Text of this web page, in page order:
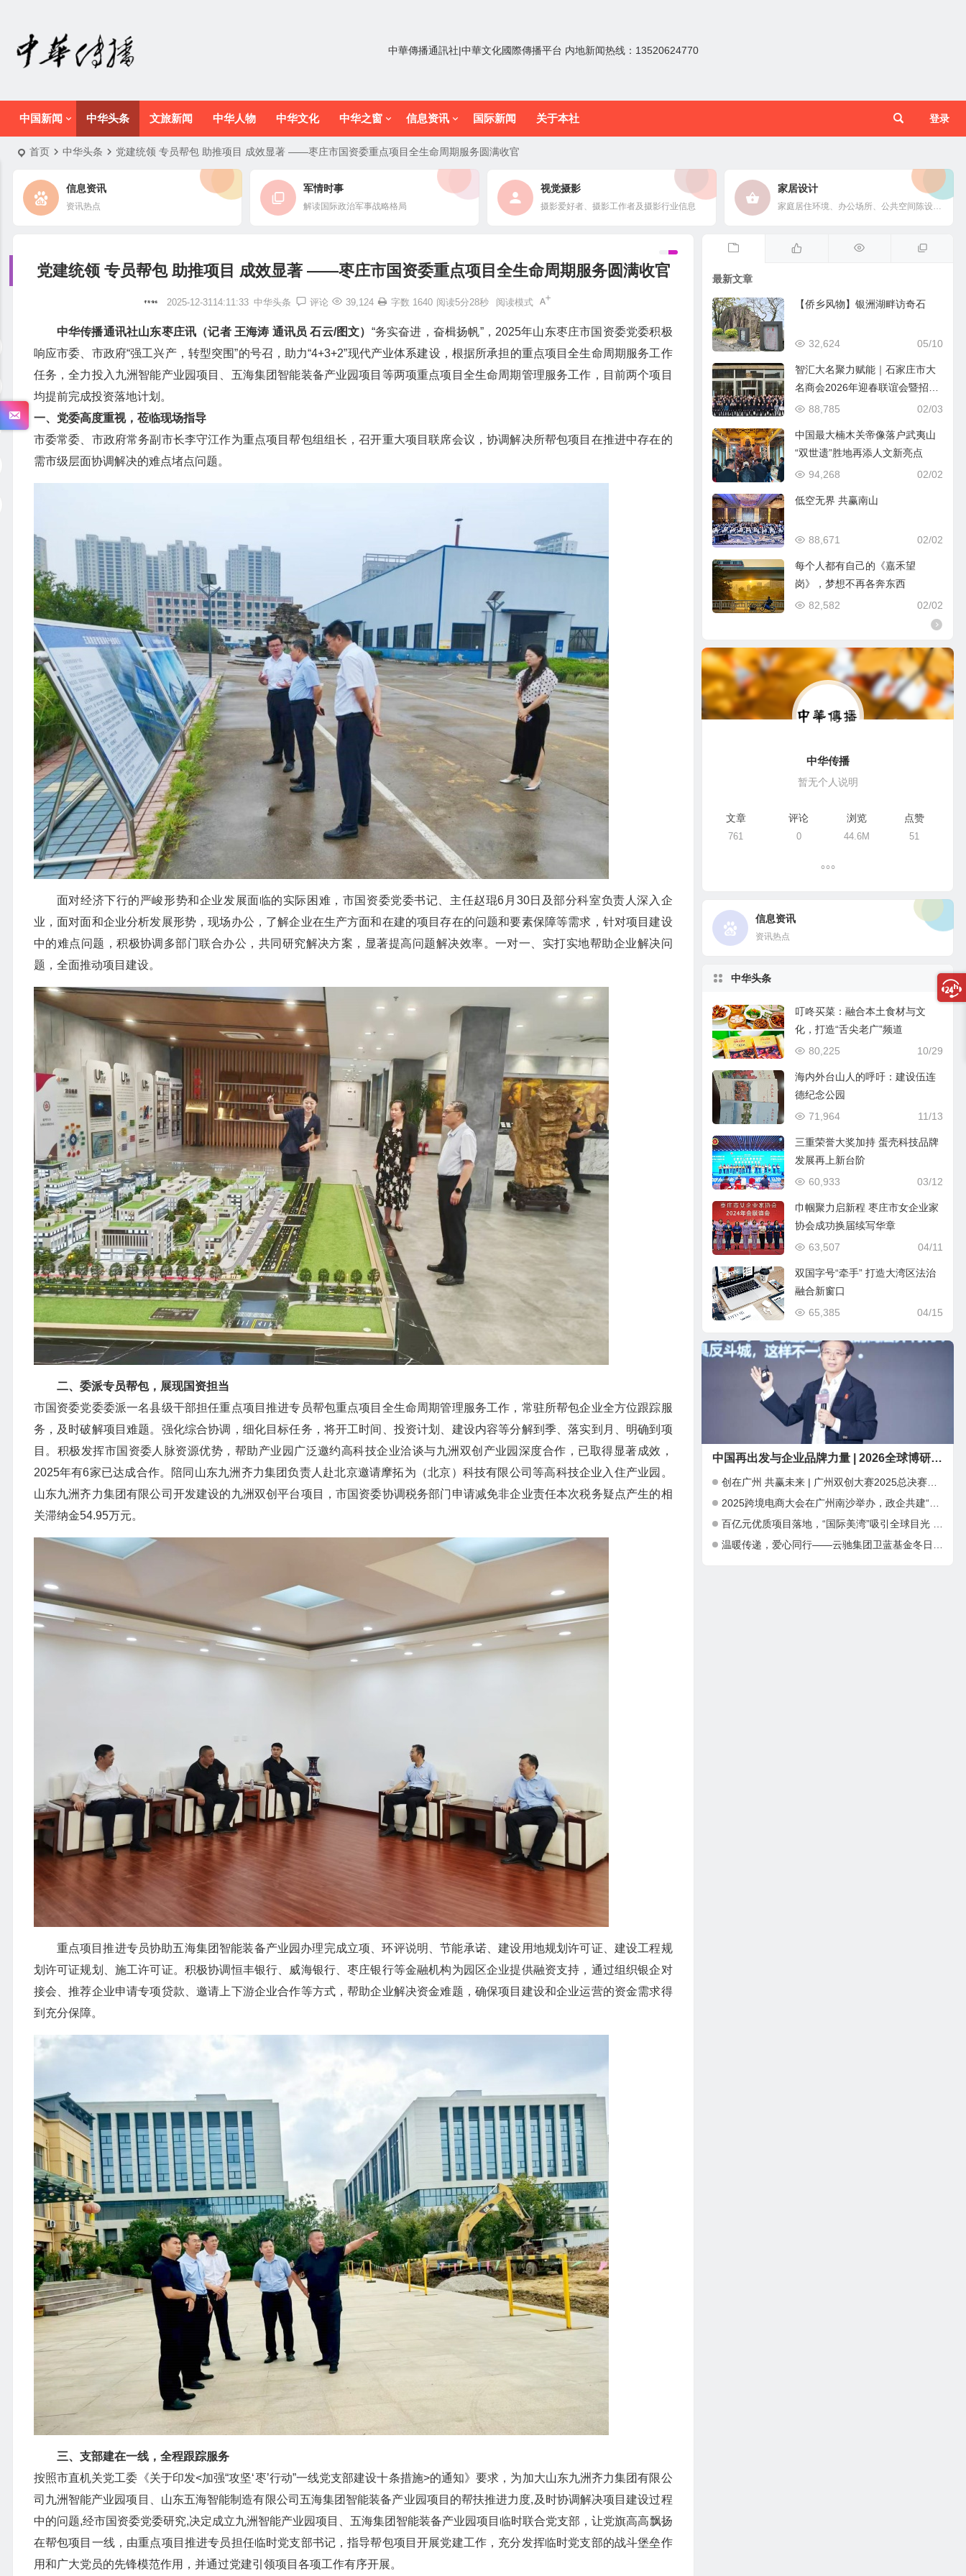
中華傳播通訊社|中華文化國際傳播平台 内地新闻热线：13520624770
中国新闻 中华头条 文旅新闻 中华人物 中华文化 中华之窗 信息资讯 国际新闻 关于本社 登录
首页 中华头条 党建统领 专员帮包 助推项目 成效显著 ——枣庄市国资委重点项目全生命周期服务圆满收官
信息资讯
资讯热点
军情时事
解读国际政治军事战略格局
视觉摄影
摄影爱好者、摄影工作者及摄影行业信息
家居设计
家庭居住环境、办公场所、公共空间陈设风格以设计搭配
党建统领 专员帮包 助推项目 成效显著 ——枣庄市国资委重点项目全生命周期服务圆满收官
2025-12-3114:11:33 中华头条 评论 39,124 字数 1640 阅读5分28秒 阅读模式
中华传播通讯社山东枣庄讯（记者 王海涛 通讯员 石云/图文） “务实奋进，奋楫扬帆”，2025年山东枣庄市国资委党委积极
响应市委、市政府“强工兴产，转型突围”的号召，助力“4+3+2”现代产业体系建设，根据所承担的重点项目全生命周期服务工作
任务，全力投入九洲智能产业园项目、五海集团智能装备产业园项目等两项重点项目全生命周期管理服务工作，目前两个项目
均提前完成投资落地计划。
一、党委高度重视，莅临现场指导
市委常委、市政府常务副市长李守江作为重点项目帮包组组长，召开重大项目联席会议，协调解决所帮包项目在推进中存在的
需市级层面协调解决的难点堵点问题。
面对经济下行的严峻形势和企业发展面临的实际困难，市国资委党委书记、主任赵琨6月30日及部分科室负责人深入企
业，面对面和企业分析发展形势，现场办公，了解企业在生产方面和在建的项目存在的问题和要素保障等需求，针对项目建设
中的难点问题，积极协调多部门联合办公，共同研究解决方案，显著提高问题解决效率。一对一、实打实地帮助企业解决问
题，全面推动项目建设。
二、委派专员帮包，展现国资担当
市国资委党委委派一名县级干部担任重点项目推进专员帮包重点项目全生命周期管理服务工作，常驻所帮包企业全方位跟踪服
务，及时破解项目难题。强化综合协调，细化目标任务，将开工时间、投资计划、建设内容等分解到季、落实到月、明确到项
目。积极发挥市国资委人脉资源优势，帮助产业园广泛邀约高科技企业洽谈与九洲双创产业园深度合作，已取得显著成效，
2025年有6家已达成合作。陪同山东九洲齐力集团负责人赴北京邀请摩拓为（北京）科技有限公司等高科技企业入住产业园。
山东九洲齐力集团有限公司开发建设的九洲双创平台项目，市国资委协调税务部门申请减免非企业责任本次税务疑点产生的相
关滞纳金54.95万元。
重点项目推进专员协助五海集团智能装备产业园办理完成立项、环评说明、节能承诺、建设用地规划许可证、建设工程规
划许可证规划、施工许可证。积极协调恒丰银行、威海银行、枣庄银行等金融机构为园区企业提供融资支持，通过组织银企对
接会、推荐企业申请专项贷款、邀请上下游企业合作等方式，帮助企业解决资金难题，确保项目建设和企业运营的资金需求得
到充分保障。
三、支部建在一线，全程跟踪服务
按照市直机关党工委《关于印发<加强“攻坚‘枣’行动”一线党支部建设十条措施>的通知》要求，为加大山东九洲齐力集团有限公
司九洲智能产业园项目、山东五海智能制造有限公司五海集团智能装备产业园项目的帮扶推进力度,及时协调解决项目建设过程
中的问题,经市国资委党委研究,决定成立九洲智能产业园项目、五海集团智能装备产业园项目临时联合党支部，让党旗高高飘扬
在帮包项目一线，由重点项目推进专员担任临时党支部书记，指导帮包项目开展党建工作，充分发挥临时党支部的战斗堡垒作
用和广大党员的先锋模范作用，并通过党建引领项目各项工作有序开展。
最新文章
【侨乡风物】银洲湖畔访奇石
05/10
32,624
智汇大名聚力赋能｜石家庄市大
名商会2026年迎春联谊会暨招商
引资推介会圆满落幕
02/03
88,785
中国最大楠木关帝像落户武夷山
“双世遗”胜地再添人文新亮点
02/02
94,268
低空无界 共赢南山
02/02
88,671
每个人都有自己的《嘉禾望
岗》，梦想不再各奔东西
02/02
82,582
中华传播
暂无个人说明
文章
761
评论
0
浏览
44.6M
点赞
51
信息资讯
资讯热点
中华头条
叮咚买菜：融合本土食材与文
化，打造“舌尖老广”频道
10/29
80,225
海内外台山人的呼吁：建设伍连
德纪念公园
11/13
71,964
三重荣誉大奖加持 蛋壳科技品牌
发展再上新台阶
03/12
60,933
巾帼聚力启新程 枣庄市女企业家
协会成功换届续写华章
04/11
63,507
双国字号“牵手” 打造大湾区法治
融合新窗口
04/15
65,385
中国再出发与企业品牌力量 | 2026全球博研同学年会 在深圳圆满举行
创在广州 共赢未来 | 广州双创大赛2025总决赛暨INNO+大湾区科创嘉年华成功举办
2025跨境电商大会在广州南沙举办，政企共建“跨境电商出海新通道”
百亿元优质项目落地，“国际美湾”吸引全球目光 ——第三届广州国际美妆周开幕，千亿产业集群加速全球化布局
温暖传递，爱心同行——云驰集团卫蓝基金冬日公益捐赠行动